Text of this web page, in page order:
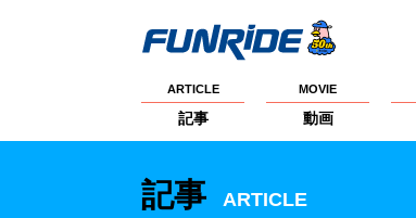
ARTICLE
記事
MOVIE
動画
記事 ARTICLE